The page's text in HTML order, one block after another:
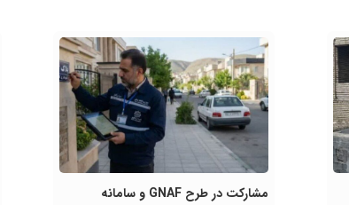
مشارکت در طرح GNAF و سامانه